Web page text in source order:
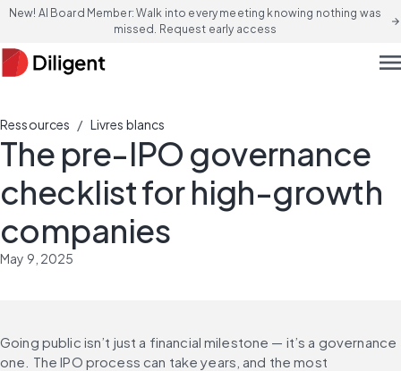
New! AI Board Member: Walk into every meeting knowing nothing was
missed. Request early access
arrow_forward
Ressources / Livres blancs
The pre-IPO governance
checklist for high-growth
companies
May 9, 2025
Going public isn’t just a financial milestone — it’s a governance
one. The IPO process can take years, and the most